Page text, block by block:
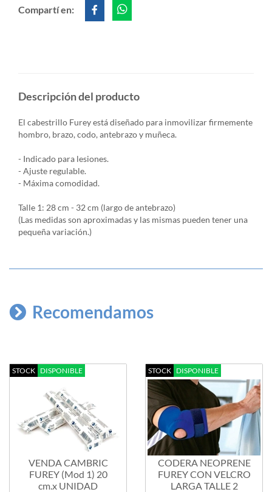
Compartí en:
Descripción del producto
El cabestrillo Furey está diseñado para inmovilizar firmemente
hombro, brazo, codo, antebrazo y muñeca.
- Indicado para lesiones.
- Ajuste regulable.
- Máxima comodidad.
Talle 1: 28 cm - 32 cm (largo de antebrazo)
(Las medidas son aproximadas y las mismas pueden tener una
pequeña variación.)
Recomendamos
STOCK DISPONIBLE
VENDA CAMBRIC
FUREY (Mod 1) 20
cm.x UNIDAD
STOCK DISPONIBLE
CODERA NEOPRENE
FUREY CON VELCRO
LARGA TALLE 2